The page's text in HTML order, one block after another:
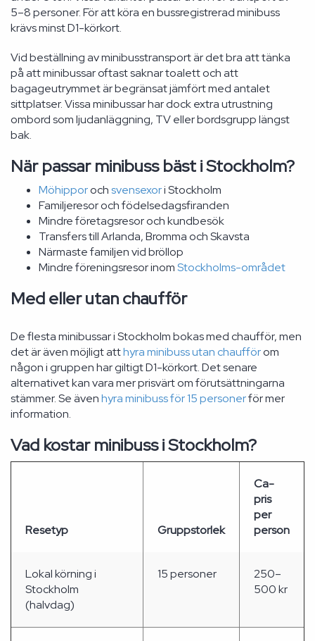
5–8 personer. För att köra en bussregistrerad minibuss
krävs minst D1-körkort.
Vid beställning av minibusstransport är det bra att tänka
på att minibussar oftast saknar toalett och att
bagageutrymmet är begränsat jämfört med antalet
sittplatser. Vissa minibussar har dock extra utrustning
ombord som ljudanläggning, TV eller bordsgrupp längst
bak.
När passar minibuss bäst i Stockholm?
Möhipporochsvensexori Stockholm
Familjeresor och födelsedagsfiranden
Mindre företagsresor och kundbesök
Transfers till Arlanda, Bromma och Skavsta
Närmaste familjen vid bröllop
Mindre föreningsresor inomStockholms-området
Med eller utan chaufför
De flesta minibussar i Stockholm bokas med chaufför, men
det är även möjligt atthyra minibuss utan chaufförom
någon i gruppen har giltigt D1-körkort. Det senare
alternativet kan vara mer prisvärt om förutsättningarna
stämmer. Se ävenhyra minibuss för 15 personerför mer
information.
Vad kostar minibuss i Stockholm?
Resetyp Gruppstorlek
Ca-
pris
per
person
Lokal körning i
Stockholm
(halvdag)
15 personer
250–
500 kr